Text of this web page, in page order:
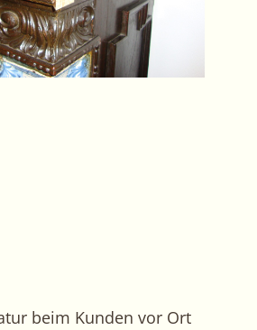
beim Kunden vor Ort